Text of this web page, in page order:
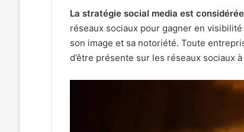
La stratégie social media est
réseaux sociaux pour gagner en
son image et sa notoriété. Toute
d’être présente sur les réseaux sociaux à